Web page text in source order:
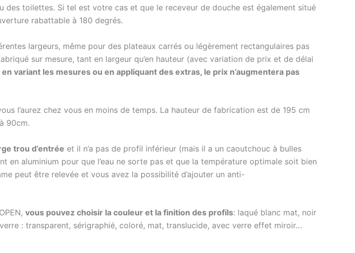
des toilettes. Si tel est votre cas et que le receveur de douche est également situé
rabattable à 180 degrés.
largeurs, même pour des plateaux carrés ou légèrement rectangulaires pas
sur mesure, tant en largeur qu’en hauteur (avec variation de prix et de délai
variant les mesures ou en appliquant des extras, le prix n’augmentera pas
l’aurez chez vous en moins de temps. La hauteur de fabrication est de 195 cm
90cm.
trou d’entrée et il n’a pas de profil inférieur (mais il a un caoutchouc à bulles
en aluminium pour que l’eau ne sorte pas et que la température optimale soit bien
peut être relevée et vous avez la possibilité d’ajouter un anti-
vous pouvez choisir la couleur et la finition des profils: laqué blanc mat, noir
: transparent, sérigraphié, coloré, mat, translucide, avec verre effet miroir…